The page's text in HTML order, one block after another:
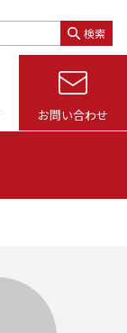
お問い合わせ
検索